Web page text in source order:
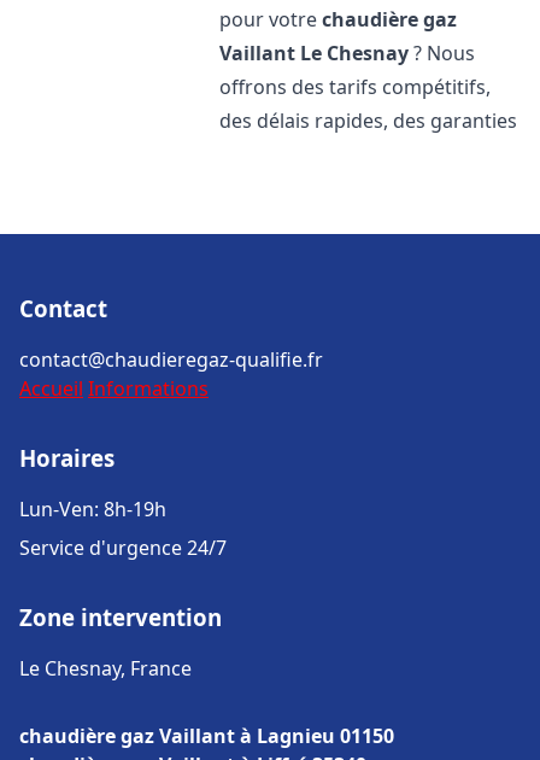
pour votrechaudière gaz
Vaillant Le Chesnay? Nous
offrons des tarifs compétitifs,
des délais rapides, des garanties
Contact
contact@chaudieregaz-qualifie.fr
Accueil Informations
Horaires
Lun-Ven: 8h-19h
Service d'urgence 24/7
Zone intervention
Le Chesnay, France
chaudière gaz Vaillant à Lagnieu 01150